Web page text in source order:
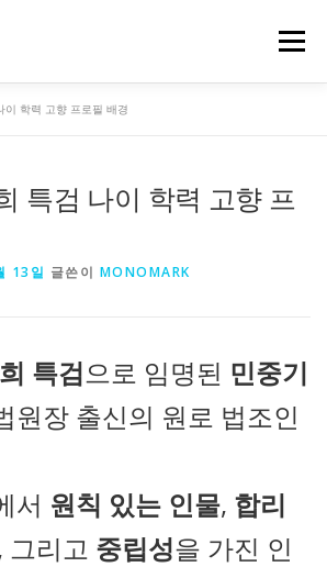
메뉴
이 학력 고향 프로필 배경
특검 나이 학력 고향 프
13일 글쓴이 MONOMARK
특검으로 임명된 민중기
원장 출신의 원로 법조인
서 원칙 있는 인물, 합리
그리고 중립성을 가진 인